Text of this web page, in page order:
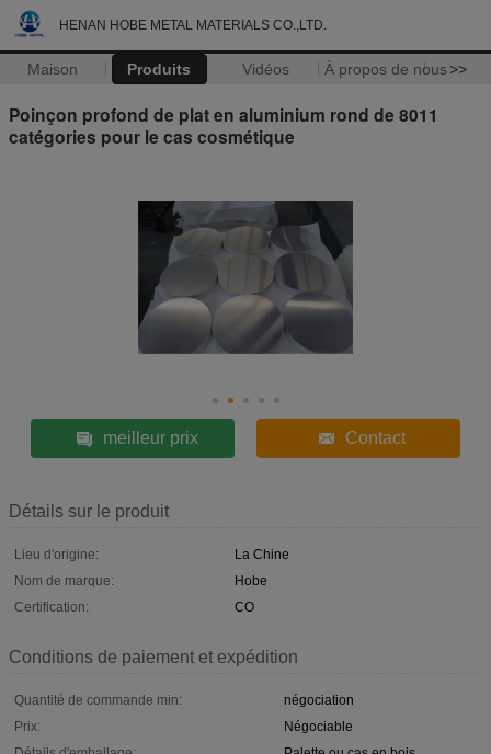
HENAN HOBE METAL MATERIALS CO.,LTD.
Maison Produits Vidéos À propos de nous>>
Poinçon profond de plat en aluminium rond de 8011
catégories pour le cas cosmétique
meilleur prix Contact
Détails sur le produit
Lieu d'origine:
La Chine
Nom de marque:
Hobe
Certification:
CO
Conditions de paiement et expédition
Quantité de commande min:
négociation
Prix:
Négociable